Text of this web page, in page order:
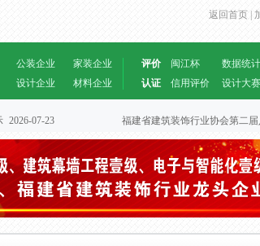
返回首页 |
公装企业
家装企业
设计企业
材料企业
评价
认证
闽江杯 数据统计
信用评价
设计大赛
2026-07-23 福建省建筑装饰行业协会第二届